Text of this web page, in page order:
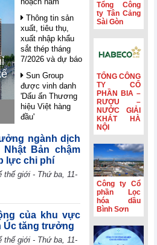
Thông tin sản
xuất, tiêu thụ,
xuất nhập khẩu
sắt thép tháng
7/2026 và dự báo
Sun Group
được vinh danh
'Dấu ấn Thương
hiệu Việt hàng
đầu'
Nghị quyết 10 -
FDI trong giai
đoạn mới: Công
nghệ, liên kết và
giá trị dài hạn
ngọt từ hoạt động
kinh doanh ngoài
xăng dầu
ngành dịch
Bản chậm
lực chi phí
thế giới - Thứ ba, 11-
của khu vực
Úc tăng trưởng
thế giới - Thứ ba, 11-
Tổng Công
ty Tân Cảng
Sài Gòn
TỔNG CÔNG
TY CỔ
PHẦN BIA –
RƯỢU –
NƯỚC GIẢI
KHÁT HÀ
NỘI
Công ty Cổ
phần Lọc
hóa dầu
Bình Sơn